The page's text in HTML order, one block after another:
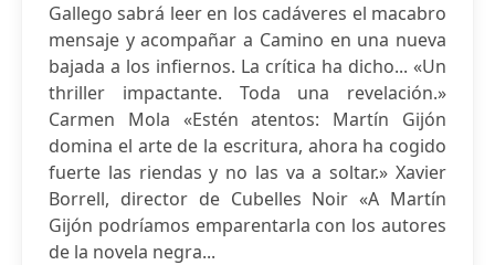
Gallego sabrá leer en los cadáveres el macabro
mensaje y acompañar a Camino en una nueva
bajada a los infiernos. La crítica ha dicho... «Un
thriller impactante. Toda una revelación.»
Carmen Mola «Estén atentos: Martín Gijón
domina el arte de la escritura, ahora ha cogido
fuerte las riendas y no las va a soltar.» Xavier
Borrell, director de Cubelles Noir «A Martín
Gijón podríamos emparentarla con los autores
de la novela negra...